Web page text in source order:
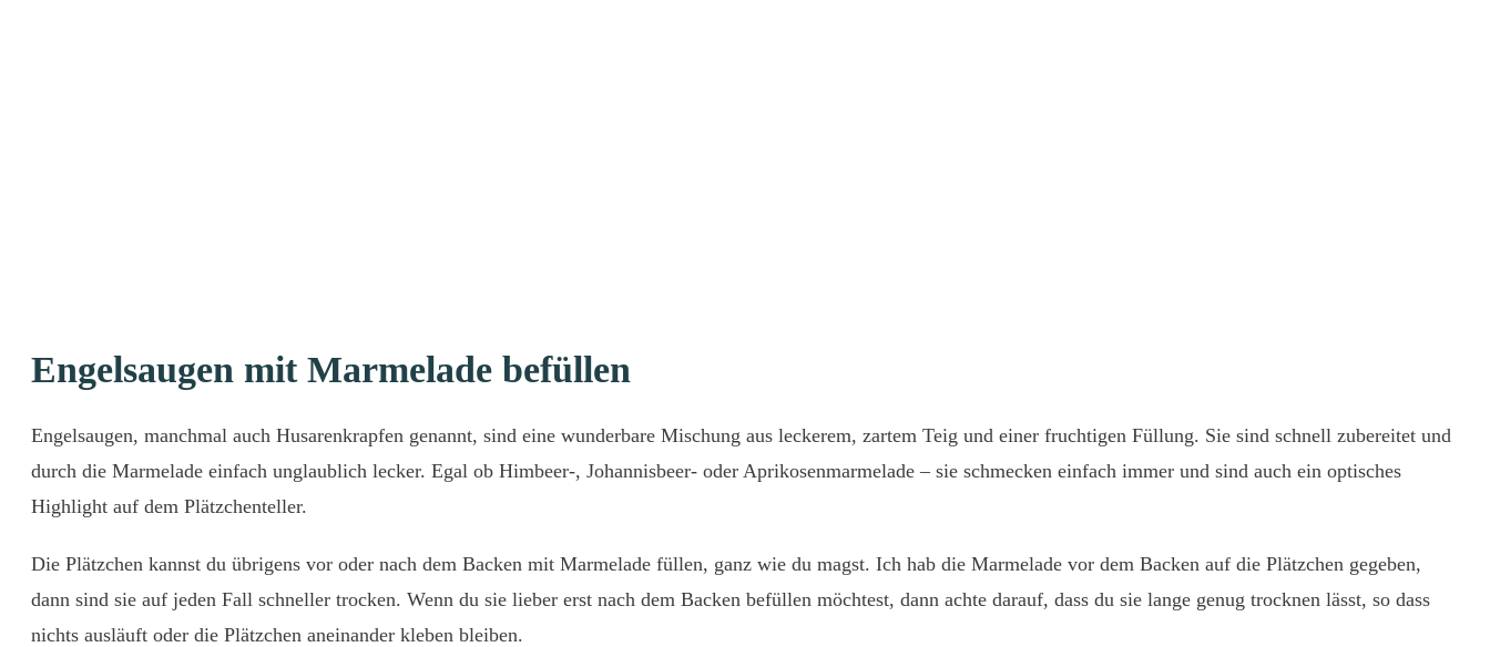
Engelsaugen mit Marmelade befüllen
Engelsaugen, manchmal auch Husarenkrapfen genannt, sind eine wunderbare Mischung aus leckerem, zartem Teig und einer fruchtigen Füllung. Sie sind schnell zubereitet und
durch die Marmelade einfach unglaublich lecker. Egal ob Himbeer-, Johannisbeer- oder Aprikosenmarmelade – sie schmecken einfach immer und sind auch ein optisches
Highlight auf dem Plätzchenteller.
Die Plätzchen kannst du übrigens vor oder nach dem Backen mit Marmelade füllen, ganz wie du magst. Ich hab die Marmelade vor dem Backen auf die Plätzchen gegeben,
dann sind sie auf jeden Fall schneller trocken. Wenn du sie lieber erst nach dem Backen befüllen möchtest, dann achte darauf, dass du sie lange genug trocknen lässt, so dass
nichts ausläuft oder die Plätzchen aneinander kleben bleiben.